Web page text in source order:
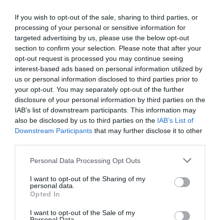
If you wish to opt-out of the sale, sharing to third parties, or
processing of your personal or sensitive information for
targeted advertising by us, please use the below opt-out
section to confirm your selection. Please note that after your
opt-out request is processed you may continue seeing
interest-based ads based on personal information utilized by
us or personal information disclosed to third parties prior to
your opt-out. You may separately opt-out of the further
disclosure of your personal information by third parties on the
IAB’s list of downstream participants. This information may
also be disclosed by us to third parties on the IAB’s List of
Downstream Participants that may further disclose it to other
Please note that this website/app uses one or more Google
not limited to your visit or usage behaviour. You may click to
grant or deny consent to Google and its third-party tags to
use your data for below specified purposes in below Google
consent section.
Personal Data Processing Opt Outs
I want to opt-out of the Sharing of my
personal data.
Opted In
I want to opt-out of the Sale of my
pénzedhez
Személyi kölcsönt vennél fel? Ezek a bankok
engedékenyebbek
Ennyi a törlesztője 5 millió forint személyi
kölcsönnek
hitel személyi kölcsön fizetés bér átlagbér